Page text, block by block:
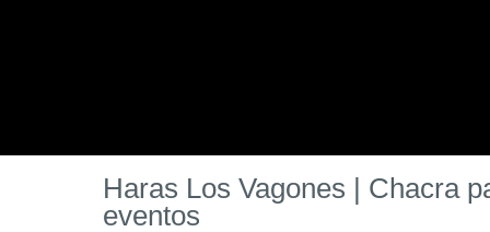
Haras Los Vagones | Chacra
eventos